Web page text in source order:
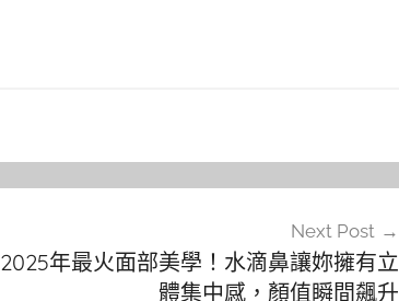
Next Post
2025年最火面部美學！水滴鼻讓妳擁有立
體集中感，顏值瞬間飆升